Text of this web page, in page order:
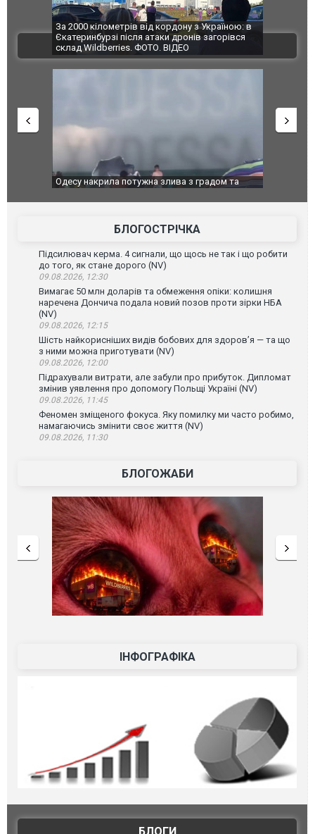
За 2000 кілометрів від кордону з Україною: в
Єкатеринбурзі після атаки дронів загорівся
склад Wildberries. ФОТО. ВІДЕО
"Мої
ВІДЕО
Одесу накрила потужна злива з градом та
Вже
БЛОГОСТРІЧКА
Підсилювач керма. 4 сигнали, що щось не так і що робити
до того, як стане дорого (NV)
09.08.2026, 12:30
Вимагає 50 млн доларів та обмеження опіки: колишня
наречена Дончича подала новий позов проти зірки НБА
(NV)
09.08.2026, 12:15
Шість найкорисніших видів бобових для здоров’я — та що
з ними можна приготувати (NV)
09.08.2026, 12:00
Підрахували витрати, але забули про прибуток. Дипломат
змінив уявлення про допомогу Польщі Україні (NV)
09.08.2026, 11:45
Феномен зміщеного фокуса. Яку помилку ми часто робимо,
намагаючись змінити своє життя (NV)
09.08.2026, 11:30
БЛОГОЖАБИ
ІНФОГРАФІКА
БЛОГИ